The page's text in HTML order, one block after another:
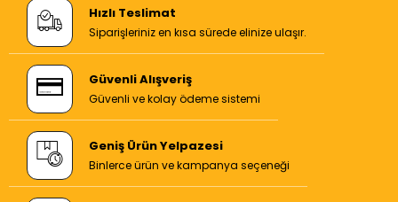
Hızlı Teslimat
Siparişleriniz en kısa sürede elinize ulaşır.
Güvenli Alışveriş
Güvenli ve kolay ödeme sistemi
Geniş Ürün Yelpazesi
Binlerce ürün ve kampanya seçeneği